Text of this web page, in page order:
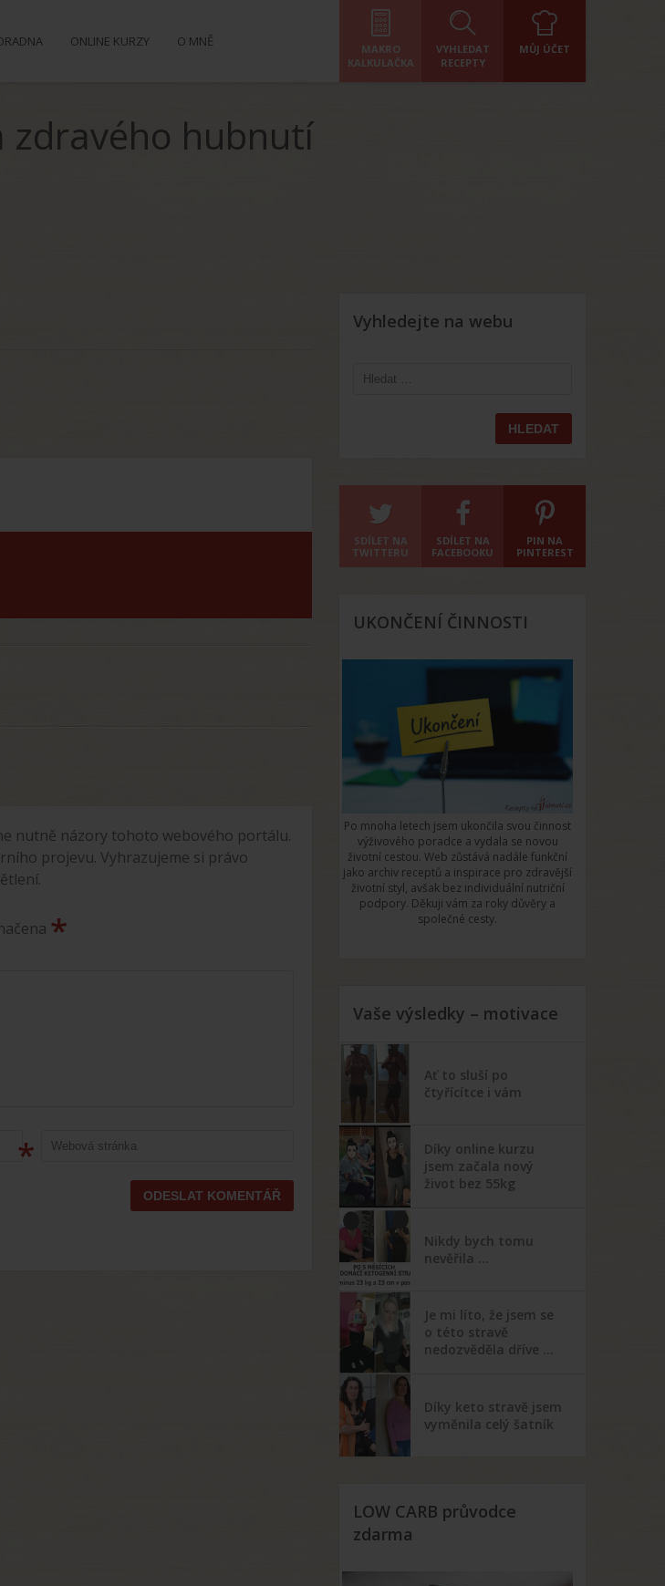
ONLINE KURZY O MNĚ
MAKRO
KALKULAČKA
VYHLEDAT
RECEPTY
MŮJ ÚČET
zdravého hubnutí
nutně názory tohoto webového portálu.
projevu. Vyhrazujeme si právo
*
*
Vyhledejte na webu
Vyhledávání
SDÍLET NA
TWITTERU
SDÍLET NA
FACEBOOKU
PIN NA
PINTEREST
UKONČENÍ ČINNOSTI
Po mnoha letech jsem ukončila svou činnost
výživového poradce a vydala se novou
životní cestou. Web zůstává nadále funkční
jako archiv receptů a inspirace pro zdravější
životní styl, avšak bez individuální nutriční
podpory. Děkuji vám za roky důvěry a
společné cesty.
Vaše výsledky – motivace
Ať to sluší po
čtyřícítce i vám
Díky online kurzu
jsem začala nový
život bez 55kg
Nikdy bych tomu
nevěřila …
Je mi líto, že jsem se
o této stravě
nedozvěděla dříve …
Díky keto stravě jsem
vyměnila celý šatník
LOW CARB průvodce
zdarma